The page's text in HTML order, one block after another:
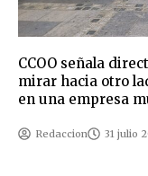
CCOO señala
mirar hacia otro
en una empresa
Redaccion 31 julio